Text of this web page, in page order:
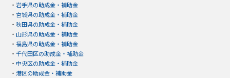
・ 岩手県の助成金・補助金
・ 宮城県の助成金・補助金
・ 秋田県の助成金・補助金
・ 山形県の助成金・補助金
・ 福島県の助成金・補助金
・ 千代田区の助成金・補助金
・ 中央区の助成金・補助金
・ 港区の助成金・補助金